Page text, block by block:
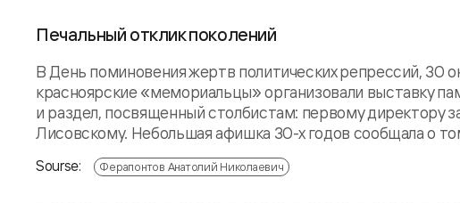
Печальный отклик поколений
В День поминовения жертв политических репрессий, 30
красноярские «мемориальцы» организовали выставку
и раздел, посвященный столбистам: первому директору
Лисовскому. Небольшая афишка 30-х годов сообщала о
Sourse: Ферапонтов Анатолий Николаевич